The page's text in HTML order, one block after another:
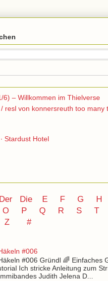
6) – Willkommen im Thielverse
resl von konnersreuth too many
Stardust Hotel
Der Die E F G
H
O P Q R S
T
Z #
#006
#006 Gründl 🌈 Einfaches
Ich stricke Anleitung zum
Judith Jelena D...